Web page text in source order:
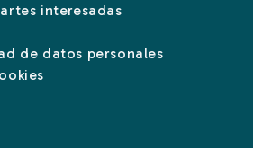
interesadas
de datos personales